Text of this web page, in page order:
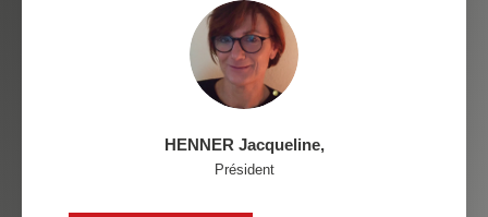
HENNER Jacqueline,
Président